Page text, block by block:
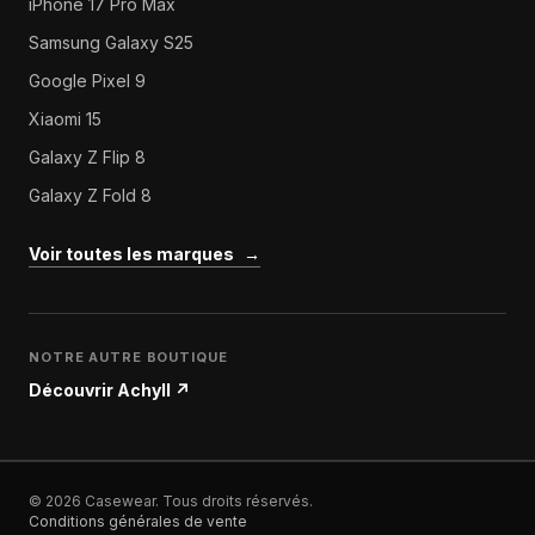
iPhone 17 Pro Max
Samsung Galaxy S25
Google Pixel 9
Xiaomi 15
Galaxy Z Flip 8
Galaxy Z Fold 8
Voir toutes les marques →
NOTRE AUTRE BOUTIQUE
Découvrir Achyll ↗
© 2026 Casewear. Tous droits réservés.
Conditions générales de vente